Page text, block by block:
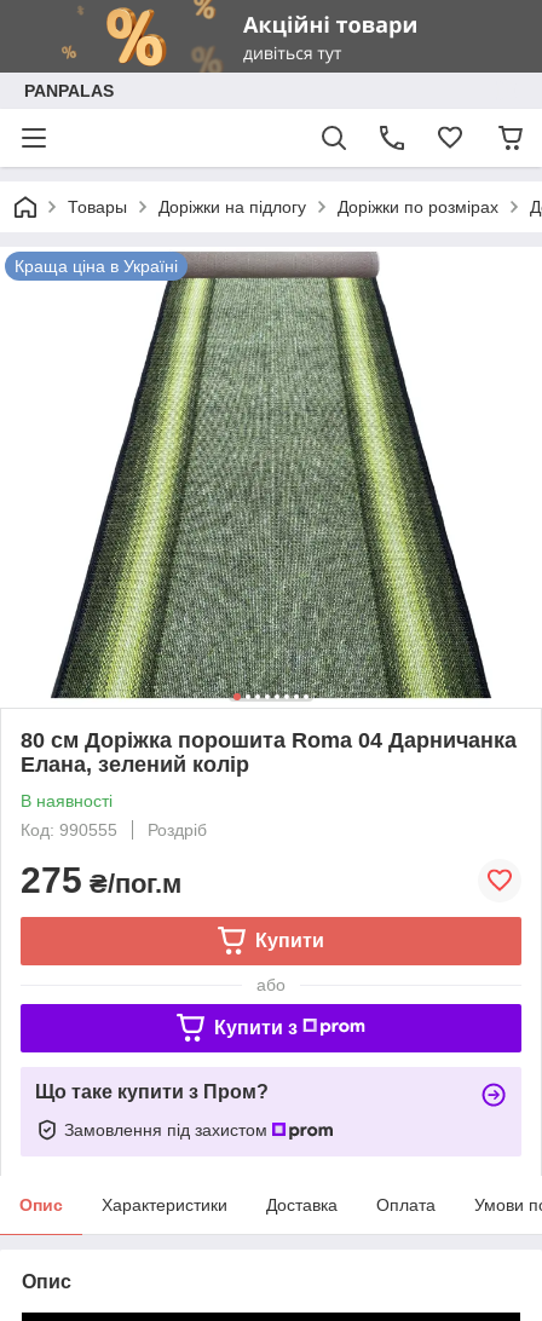
PANPALAS
Товары Доріжки на підлогу Доріжки по розмірах
Краща ціна в Україні
80 см Доріжка порошита Roma 04 Дарничанка
Елана, зелений колір
В наявності
Код: 990555
Роздріб
275 ₴/пог.м
Купити
або
Купити з
Що таке купити з Пром?
Замовлення під захистом
Опис Характеристики Доставка Оплата Умови
Опис